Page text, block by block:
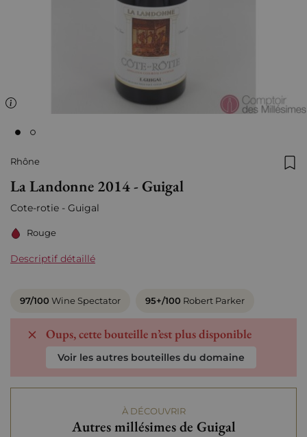
Rhône
La Landonne 2014 - Guigal
Cote-rotie - Guigal
Rouge
Descriptif détaillé
97/100 Wine Spectator 95+/100 Robert Parker
Oups, cette bouteille n’est plus disponible
Voir les autres bouteilles du domaine
À DÉCOUVRIR
Autres millésimes de Guigal